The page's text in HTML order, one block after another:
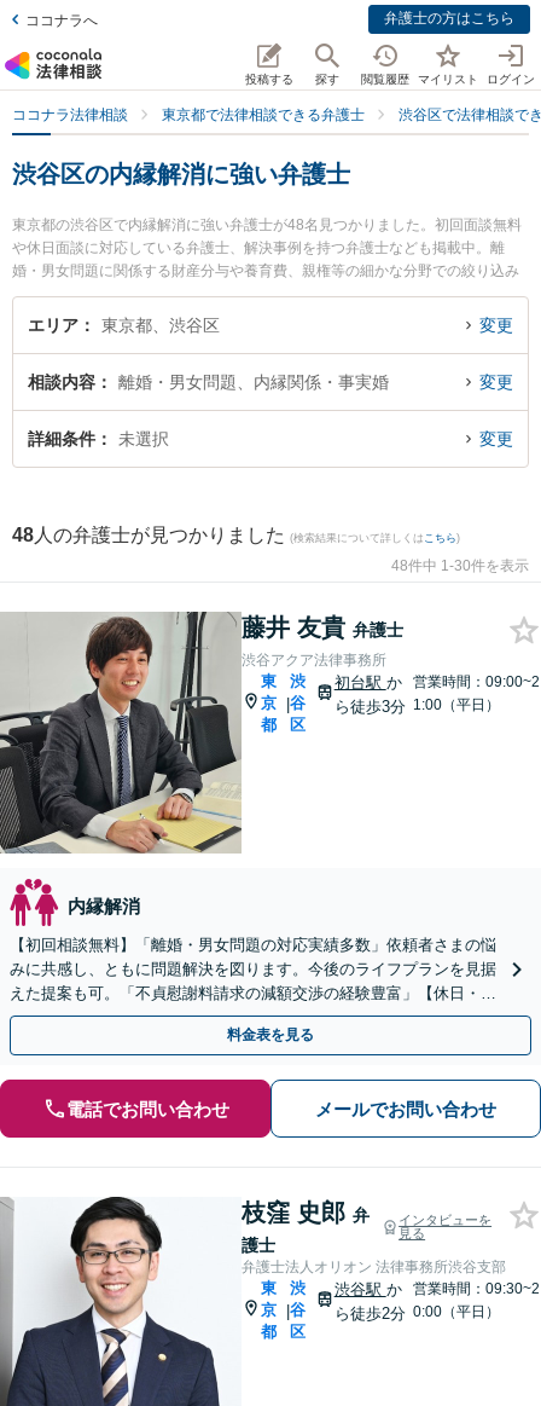
ココナラへ 弁護士の方はこちら
投稿する 探す 閲覧履歴 マイリスト ログイン
ココナラ法律相談 東京都で法律相談できる弁護士 渋谷区で法律相談で
渋谷区の内縁解消に強い弁護士
東京都の渋谷区で内縁解消に強い弁護士が48名見つかりました。初回面談無料
や休日面談に対応している弁護士、解決事例を持つ弁護士なども掲載中。離
婚・男女問題に関係する財産分与や養育費、親権等の細かな分野での絞り込み
検索もでき便利です。特に渋谷アクア法律事務所の藤井 友貴弁護士や弁護士法
人オリオン 法律事務所渋谷支部の枝窪 史郎弁護士、清風法律事務所の神村 大
したい』『内縁解消のトラブル解決の実績豊富な近くの弁護士を検索したい』
『初回相談無料で内縁解消を法律相談できる渋谷区内の弁護士に相談予約した
い』などでお困りの相談者さんにおすすめです。
エリア 東京都、渋谷区 変更
相談内容 離婚・男女問題、内縁関係・事実婚 変更
詳細条件 未選択 変更
48 人の弁護士が見つかりました (検索結果について詳しくは こちら)
48件中 1-30件を表示
藤井 友貴 弁護士
渋谷アクア法律事務所
東
京
都
|
渋
谷
区
初台駅 か
ら徒歩3分
営業時間：09:00~2
1:00（平日）
内縁解消
【初回相談無料】「離婚・男女問題の対応実績多数」依頼者さまの悩
みに共感し、ともに問題解決を図ります。今後のライフプランを見据
えた提案も可。「不貞慰謝料請求の減額交渉の経験豊富」【休日・夜
間相談可】【完全個室相談】
料金表を見る
電話でお問い合わせ メールでお問い合わせ
枝窪 史郎 弁
護士
インタビューを
見る
弁護士法人オリオン 法律事務所渋谷支部
東
京
都
|
渋
谷
区
渋谷駅 か
ら徒歩2分
営業時間：09:30~2
0:00（平日）